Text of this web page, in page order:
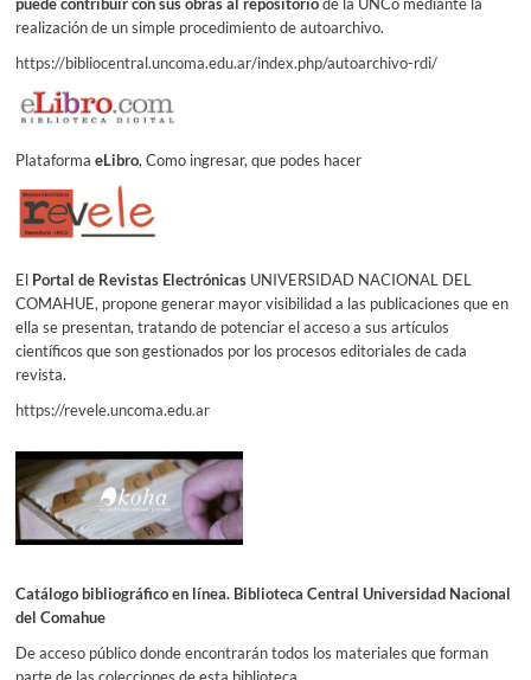
realización de un simple procedimiento de autoarchivo.
https://bibliocentral.uncoma.edu.ar/index.php/autoarchivo-rdi/
Plataforma eLibro, Como ingresar, que podes hacer
El Portal de Revistas ElectrónicasUNIVERSIDAD NACIONAL DEL
COMAHUE, propone generar mayor visibilidad a las publicaciones que en
ella se presentan, tratando de potenciar el acceso a sus artículos
científicos que son gestionados por los procesos editoriales de cada
revista.
https://revele.uncoma.edu.ar
Catálogo bibliográfico en línea. Biblioteca Central Universidad Nacional
del Comahue
De acceso público donde encontrarán todos los materiales que forman